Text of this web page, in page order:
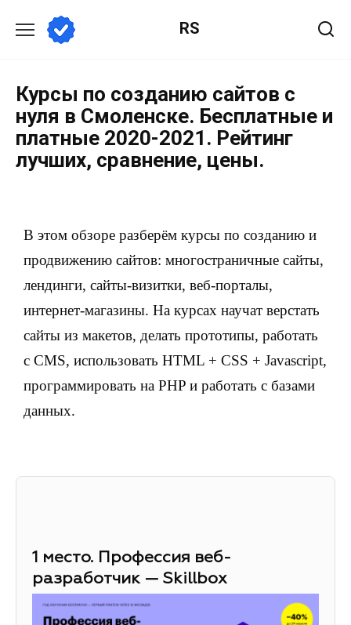
RS
Курсы по созданию сайтов с
нуля в Смоленске. Бесплатные и
платные 2020-2021. Рейтинг
лучших, сравнение, цены.
В этом обзоре разберём курсы по созданию и
продвижению сайтов: многостраничные сайты,
лендинги, сайты-визитки, веб-порталы,
интернет-магазины. На курсах научат верстать
сайты из макетов, делать прототипы, работать
с CMS, использовать HTML + CSS + Javascript,
программировать на PHP и работать с базами
данных.
1 место. Профессия веб-
разработчик — Skillbox